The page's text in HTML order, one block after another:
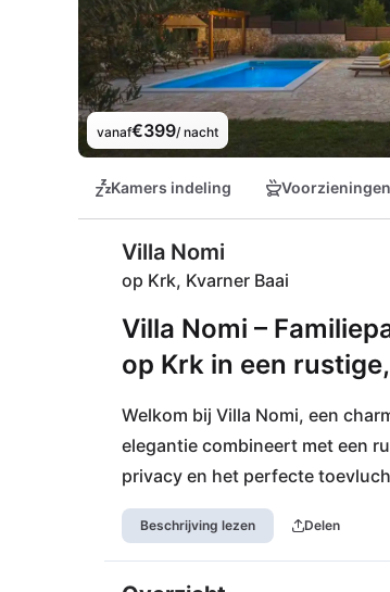
vanaf€399/ nacht
Kamers indeling Voorzieningen
Villa Nomi
op Krk, Kvarner Baai
Villa Nomi –
op Krk in een
Welkom bij Villa Nomi, een
elegantie combineert met een
privacy en het perfecte
Gelegen langs de
de ongerepte landschappen
Beschrijving lezen Delen